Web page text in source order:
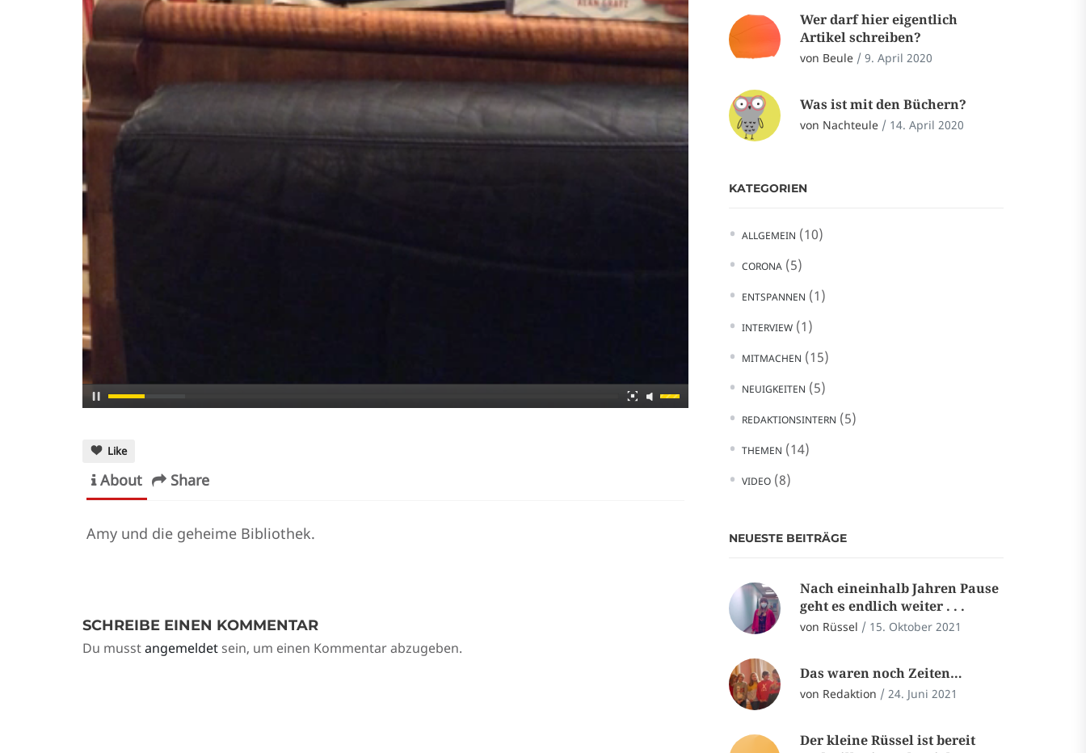
Like
About Share
Amy und die geheime Bibliothek.
SCHREIBE EINEN KOMMENTAR
Du musstangemeldet sein, um einen Kommentar abzugeben.
Wer darf hier eigentlich
Artikel schreiben?
von Beule / 9. April 2020
Was ist mit den Büchern?
von Nachteule / 14. April 2020
KATEGORIEN
ALLGEMEIN (10)
CORONA (5)
ENTSPANNEN (1)
INTERVIEW (1)
MITMACHEN (15)
NEUIGKEITEN (5)
REDAKTIONSINTERN (5)
THEMEN (14)
VIDEO (8)
NEUESTE BEITRÄGE
Nach eineinhalb Jahren Pause
geht es endlich weiter . . .
von Rüssel / 15. Oktober 2021
Das waren noch Zeiten…
von Redaktion / 24. Juni 2021
Der kleine Rüssel ist bereit